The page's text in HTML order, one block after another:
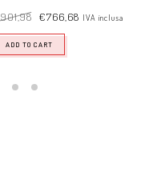
901,98 €766,68 IVA inclusa
ADD TO CART